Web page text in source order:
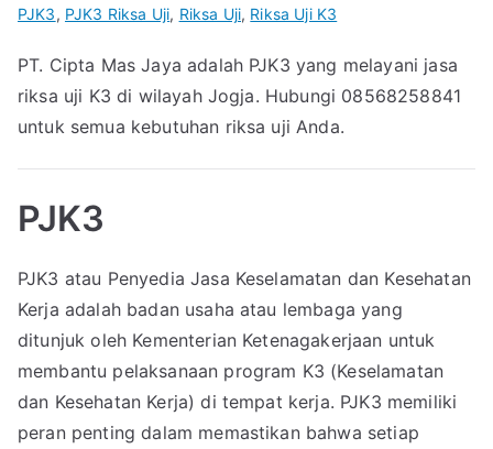
PJK3, PJK3 Riksa Uji, Riksa Uji, Riksa Uji K3
PT. Cipta Mas Jaya adalah PJK3 yang melayani jasa
riksa uji K3 di wilayah Jogja. Hubungi 08568258841
untuk semua kebutuhan riksa uji Anda.
PJK3
PJK3 atau Penyedia Jasa Keselamatan dan Kesehatan
Kerja adalah badan usaha atau lembaga yang
ditunjuk oleh Kementerian Ketenagakerjaan untuk
membantu pelaksanaan program K3 (Keselamatan
dan Kesehatan Kerja) di tempat kerja. PJK3 memiliki
peran penting dalam memastikan bahwa setiap